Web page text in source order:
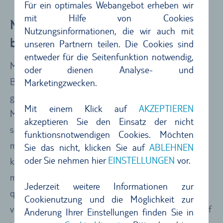
Für ein optimales Webangebot erheben wir
mit Hilfe von Cookies
Nutzungsinformationen, die wir auch mit
unseren Partnern teilen. Die Cookies sind
entweder für die Seitenfunktion notwendig,
oder dienen Analyse- und
Marketingzwecken.
Mit einem Klick aufAKZEPTIEREN
akzeptieren Sie den Einsatz der nicht
funktionsnotwendigen Cookies. Möchten
Sie das nicht, klicken Sie aufABLEHNEN
oder Sie nehmen hierEINSTELLUNGEN vor.
Jederzeit weitere Informationen zur
Cookienutzung und die Möglichkeit zur
Änderung Ihrer Einstellungen finden Sie in
Mietwagen-Rundreise: Dieser Zeitraum
bietet sich an
Mit einer Länge von über 250 Kilometern und einer
Breite von rund 60 Kilometern ist Kreta die größte
griechische Insel – und eine der größten Inseln im
Mittelmeer. Klar, dass sich die Insel in Gänze
schwierig von einem Ort aus erkunden lässt. Wer
möglichst viele Facetten der vielseitigen Insel
kennenlernen möchte, ist mit einer Kreta-Rundreise
mit dem Auto gut beraten. Mit dem Mietwagen sind
quirlige Hafenstädtchen ebenso schnell erreicht wie
verträumte Bergdörfer. Am Vormittag können Sie tief